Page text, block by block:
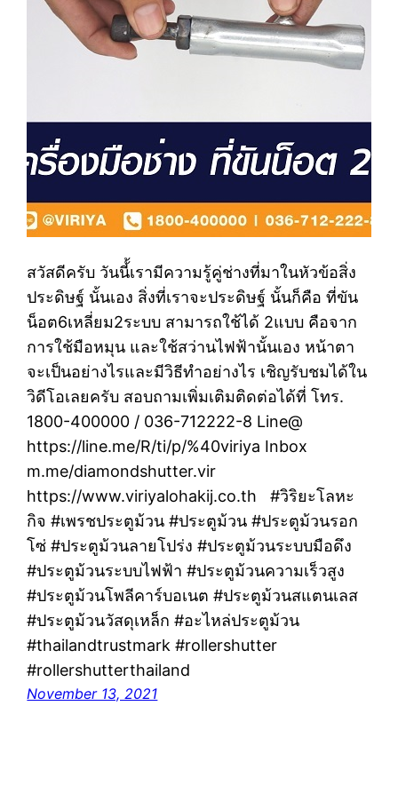
สวัสดีครับ วันนี้้เรามีความรู้คู่ช่างที่มาในหัวข้อสิ่ง
ประดิษฐ์ นั้นเอง สิ่งที่เราจะประดิษฐ์ นั้นก็คือ ที่ขัน
น็อต6เหลี่ยม2ระบบ สามารถใช้ได้ 2แบบ คือจาก
การใช้มือหมุน และใช้สว่านไฟฟ้านั้นเอง หน้าตา
จะเป็นอย่างไรและมีวิธีทำอย่างไร เชิญรับชมได้ใน
วิดีโอเลยครับ สอบถามเพิ่มเติมติดต่อได้ที่ โทร.
1800-400000 / 036-712222-8 Line@
https://line.me/R/ti/p/%40viriya Inbox
m.me/diamondshutter.vir
https://www.viriyalohakij.co.th #วิริยะโลหะ
กิจ #เพรชประตูม้วน #ประตูม้วน #ประตูม้วนรอก
โซ่ #ประตูม้วนลายโปร่ง #ประตูม้วนระบบมือดึง
#ประตูม้วนระบบไฟฟ้า #ประตูม้วนความเร็วสูง
#ประตูม้วนโพลีคาร์บอเนต #ประตูม้วนสแตนเลส
#ประตูม้วนวัสดุเหล็ก #อะไหล่ประตูม้วน
#thailandtrustmark #rollershutter
#rollershutterthailand
November 13, 2021